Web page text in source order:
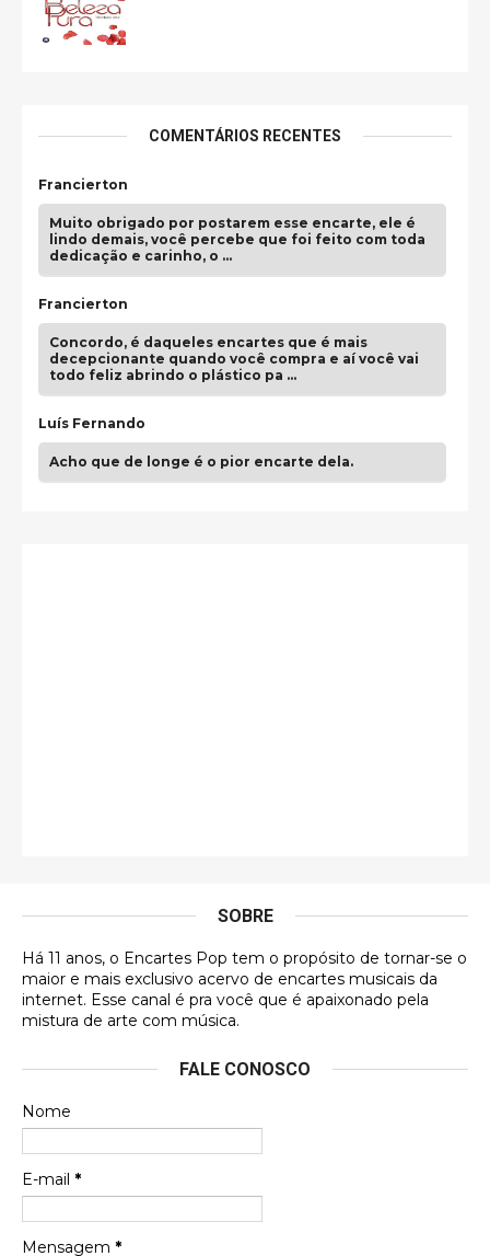
COMENTÁRIOS RECENTES
Francierton
Muito obrigado por postarem esse encarte, ele é
lindo demais, você percebe que foi feito com toda
dedicação e carinho, o …
Francierton
Concordo, é daqueles encartes que é mais
decepcionante quando você compra e aí você vai
todo feliz abrindo o plástico pa …
Luís Fernando
Acho que de longe é o pior encarte dela.
DVD MIDINHO
Francierton
futuras aquisições, e olhando o encarte aqui, me
Francierton
Espero que tenham sentido minha falta, informo
que estou de volta para trazer mais contribuições
SOBRE
Há 11 anos, o Encartes Pop tem o propósito de tornar-se o
maior e mais exclusivo acervo de encartes musicais da
internet. Esse canal é pra você que é apaixonado pela
mistura de arte com música.
FALE CONOSCO
Nome
E-mail *
Mensagem *